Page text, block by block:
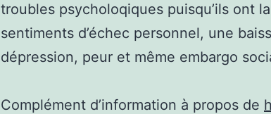
troubles psycholoqiques puisqu’ils ont
sentiments d’échec personnel, une
dépression, peur et même embargo
Complément d’information à propos de